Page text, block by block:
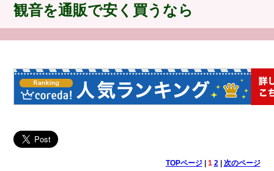
観音を通販で安く買うなら
TOPページ| 1 2| 次のページ